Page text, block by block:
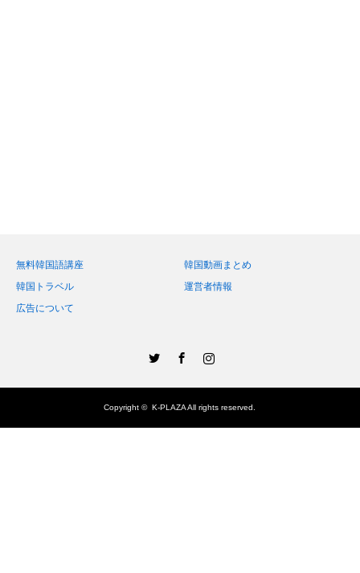
無料韓国語講座
韓国動画まとめ
韓国トラベル
運営者情報
広告について
Copyright ©K-PLAZAAll rights reserved.